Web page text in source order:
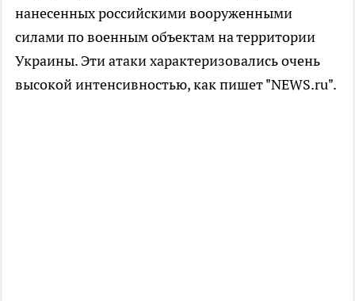
нанесенных российскими вооруженными
силами по военным объектам на территории
Украины. Эти атаки характеризовались очень
высокой интенсивностью, как пишет "NEWS.ru".